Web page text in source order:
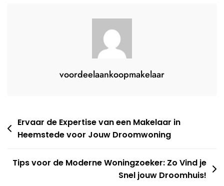
voordeelaankoopmakelaar
Berichtnavigatie
Ervaar de Expertise van een Makelaar in
Heemstede voor Jouw Droomwoning
Tips voor de Moderne Woningzoeker: Zo Vind je
Snel jouw Droomhuis!